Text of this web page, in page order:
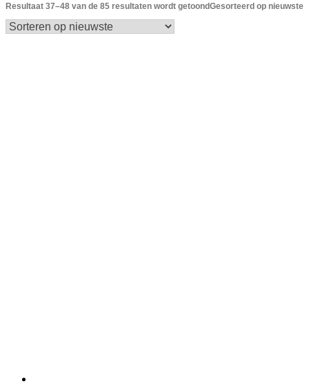
Resultaat 37–48 van de 85 resultaten wordt getoondGesorteerd op nieuwste